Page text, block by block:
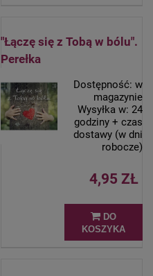
"Łączę się z Tobą w bólu".
Perełka
Dostępność: w
magazynie
Wysyłka w: 24
godziny + czas
dostawy (w dni
robocze)
4,95 ZŁ
DO
KOSZYKA